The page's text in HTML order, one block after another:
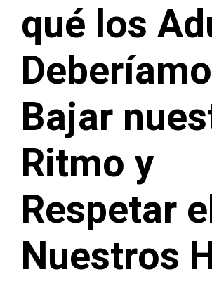
qué los
Bajar
Ritmo y
Respetar
Nuestros